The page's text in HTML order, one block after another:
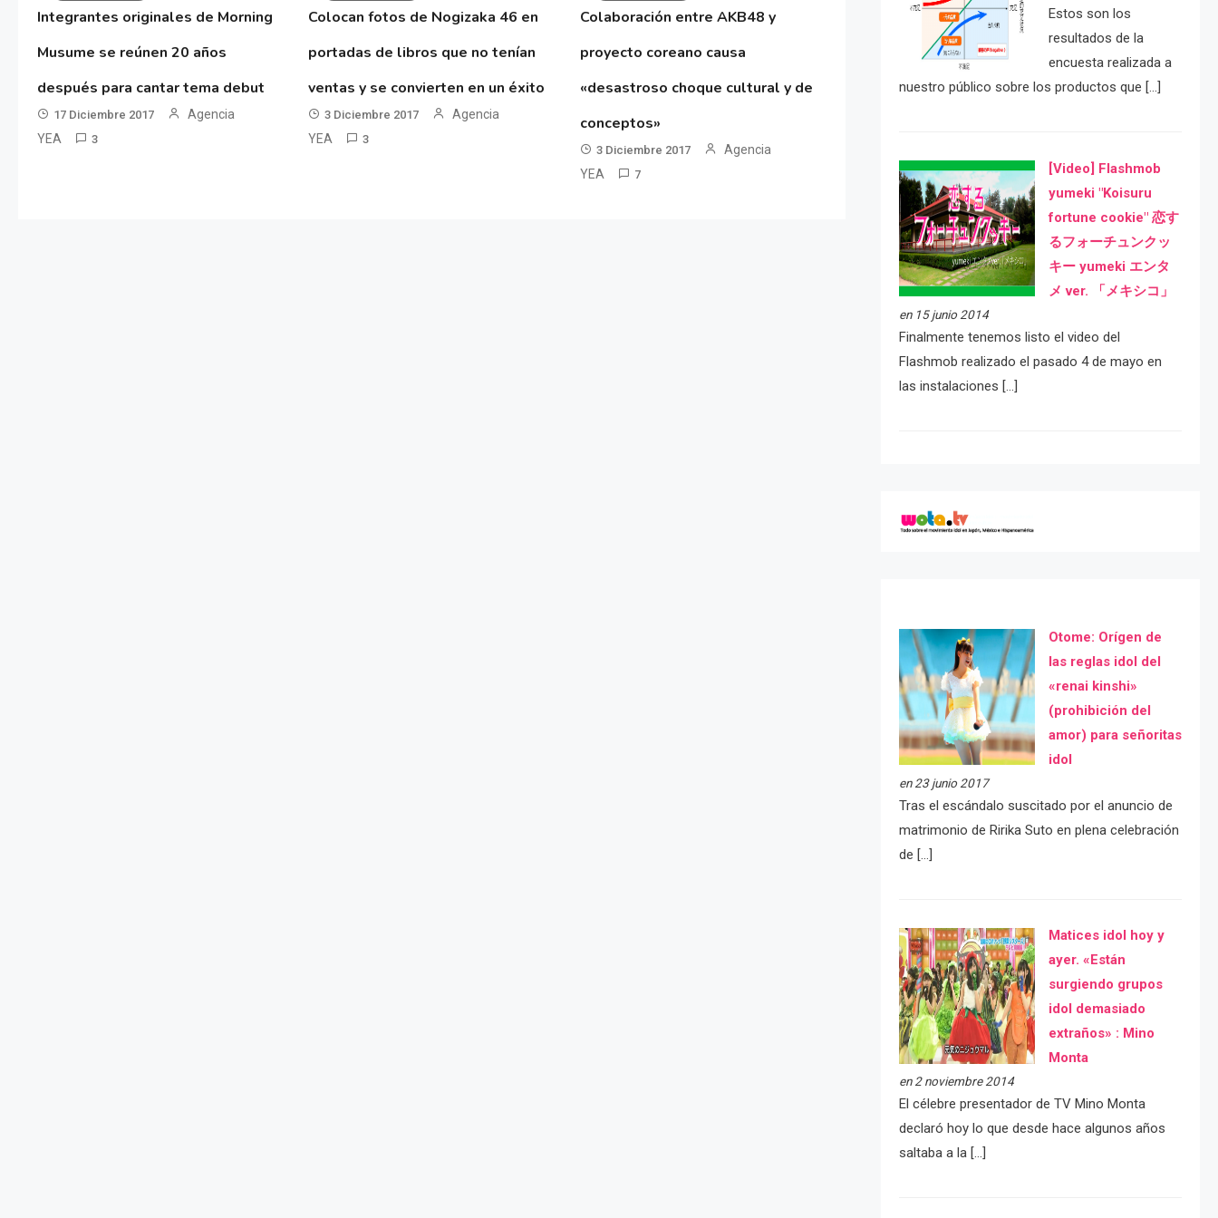
Integrantes originales de Morning
Musume se reúnen 20 años
después para cantar tema debut
17 Diciembre 2017
Agencia
YEA
3
Colocan fotos de Nogizaka 46 en
portadas de libros que no tenían
ventas y se convierten en un éxito
3 Diciembre 2017
Agencia
YEA
3
Colaboración entre AKB48 y
proyecto coreano causa
«desastroso choque cultural y de
conceptos»
3 Diciembre 2017
Agencia
YEA
7
Estos son los
resultados de la
encuesta realizada a
nuestro público sobre los productos que […]
[Video] Flashmob
yumeki "Koisuru
fortune cookie" 恋す
るフォーチュンクッ
キー yumeki エンタ
メ ver. 「メキシコ」
en 15 junio 2014
Finalmente tenemos listo el video del
Flashmob realizado el pasado 4 de mayo en
las instalaciones […]
Otome: Orígen de
las reglas idol del
«renai kinshi»
(prohibición del
amor) para señoritas
idol
en 23 junio 2017
Tras el escándalo suscitado por el anuncio de
matrimonio de Ririka Suto en plena celebración
de […]
Matices idol hoy y
ayer. «Están
surgiendo grupos
idol demasiado
extraños» : Mino
Monta
en 2 noviembre 2014
El célebre presentador de TV Mino Monta
declaró hoy lo que desde hace algunos años
saltaba a la […]